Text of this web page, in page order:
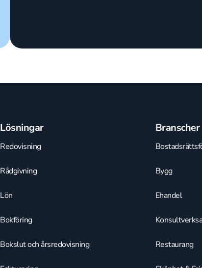
Lösningar
Redovisning
Rådgivning
Lön
Bokföring
Bokslut och årsredovisning
Branscher
Bygg
Ehandel
Restaurang